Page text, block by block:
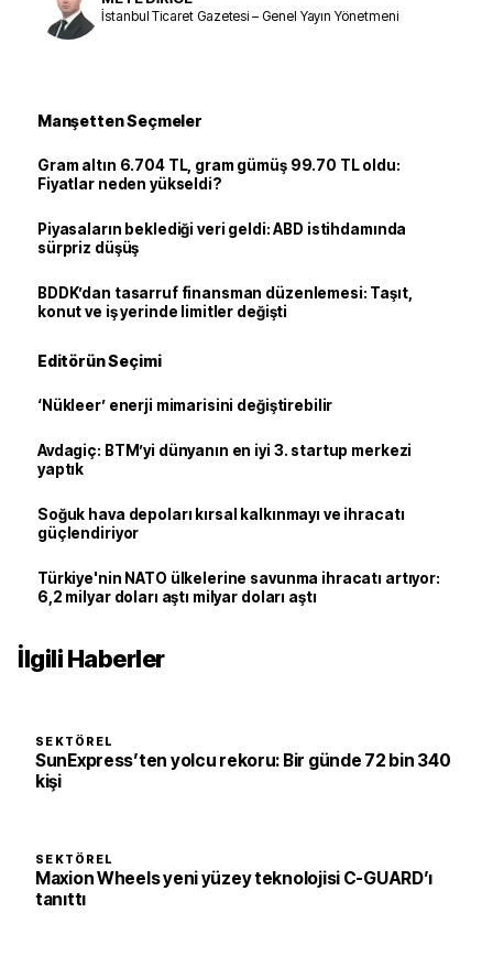
İstanbul Ticaret Gazetesi – Genel Yayın Yönetmeni
Manşetten Seçmeler
Gram altın 6.704 TL, gram gümüş 99.70 TL oldu:
Fiyatlar neden yükseldi?
Piyasaların beklediği veri geldi: ABD istihdamında
sürpriz düşüş
BDDK’dan tasarruf finansman düzenlemesi: Taşıt,
konut ve iş yerinde limitler değişti
Editörün Seçimi
‘Nükleer’ enerji mimarisini değiştirebilir
Avdagiç: BTM’yi dünyanın en iyi 3. startup merkezi
yaptık
Soğuk hava depoları kırsal kalkınmayı ve ihracatı
güçlendiriyor
Türkiye'nin NATO ülkelerine savunma ihracatı artıyor:
6,2 milyar doları aştı milyar doları aştı
İlgili Haberler
SEKTÖREL
SunExpress’ten yolcu rekoru: Bir günde 72 bin 340
kişi
SEKTÖREL
Maxion Wheels yeni yüzey teknolojisi C-GUARD’ı
tanıttı